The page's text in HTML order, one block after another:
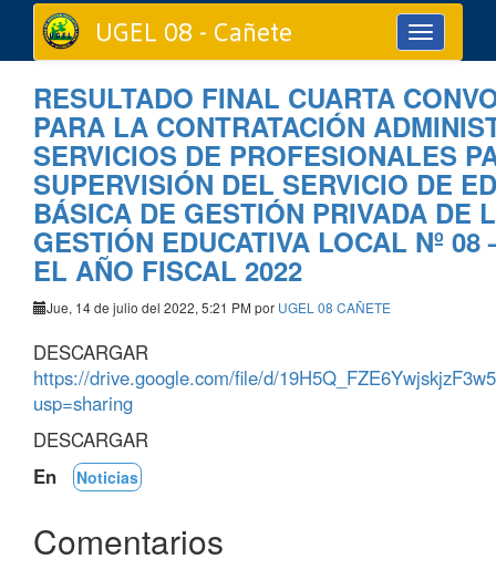
Toggle
navigation
UGEL 08 - Cañete
RESULTADO FINAL CUARTA
PARA LA CONTRATACIÓN
SERVICIOS DE PROFESIONALES
SUPERVISIÓN DEL SERVICIO DE
BÁSICA DE GESTIÓN PRIVADA DE
GESTIÓN EDUCATIVA LOCAL Nº 08
EL AÑO FISCAL 2022
Jue, 14 de julio del 2022, 5:21 PM por UGEL 08 CAÑETE
DESCARGAR
https://drive.google.com/file/d/
usp=sharing
DESCARGAR
En
Noticias
Comentarios